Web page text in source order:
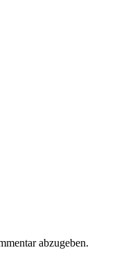
abzugeben.